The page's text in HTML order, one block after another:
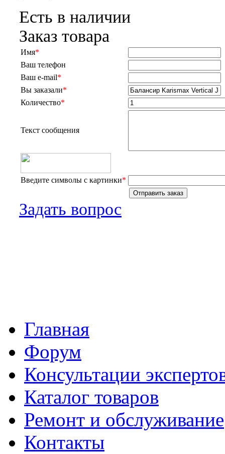
Есть в наличии
Заказ товара
Имя*
Ваш телефон
Ваш e-mail*
Вы заказали*
Количество*
Текст сообщения
Введите символы с картинки*
Задать вопрос
Главная
Форум
Консультации
Каталог товаров
Ремонт и обслуживание
Контакты